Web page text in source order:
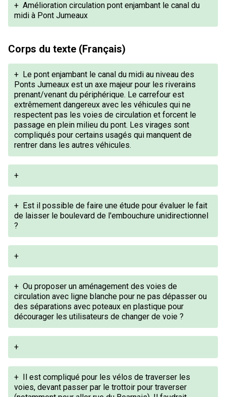
+ Amélioration circulation pont enjambant le canal du
midi à Pont Jumeaux
Corps du texte (Français)
+ Le pont enjambant le canal du midi au niveau des
Ponts Jumeaux est un axe majeur pour les riverains
prenant/venant du périphérique. Le carrefour est
extrêmement dangereux avec les véhicules qui ne
respectent pas les voies de circulation et forcent le
passage en plein milieu du pont. Les virages sont
compliqués pour certains usagés qui manquent de
rentrer dans les autres véhicules.
+
+ Est il possible de faire une étude pour évaluer le fait
de laisser le boulevard de l'embouchure unidirectionnel
?
+
+ Ou proposer un aménagement des voies de
circulation avec ligne blanche pour ne pas dépasser ou
des séparations avec poteaux en plastique pour
décourager les utilisateurs de changer de voie ?
+
+ Il est compliqué pour les vélos de traverser les
voies, devant passer par le trottoir pour traverser